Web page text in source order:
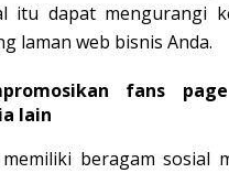
itu dapat mengurangi
laman web bisnis Anda.
fans
lain
beragam sosial